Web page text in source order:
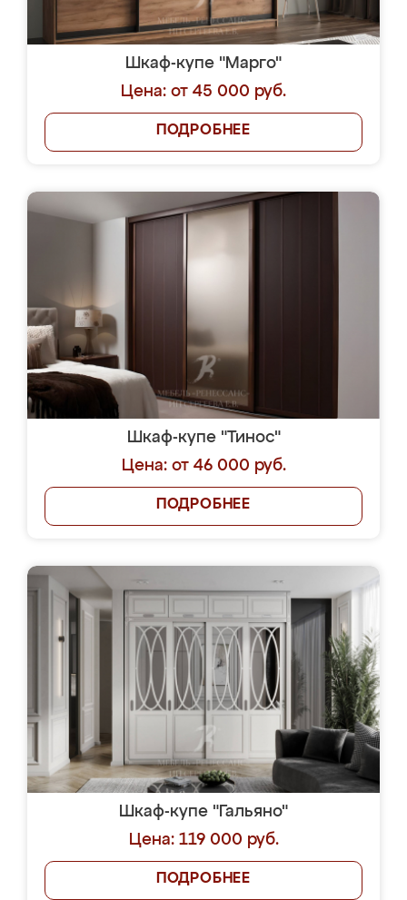
Шкаф-купе "Марго"
Цена: от 45 000 руб.
ПОДРОБНЕЕ
Шкаф-купе "Тинос"
Цена: от 46 000 руб.
ПОДРОБНЕЕ
Шкаф-купе "Гальяно"
Цена: 119 000 руб.
ПОДРОБНЕЕ